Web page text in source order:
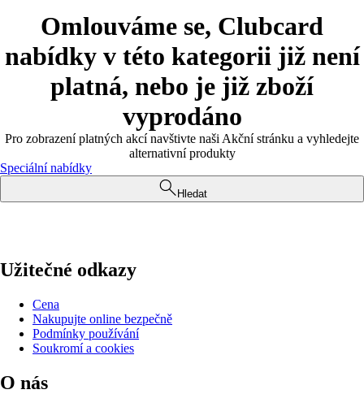
Omlouváme se, Clubcard
nabídky v této kategorii již není
platná, nebo je již zboží
vyprodáno
Pro zobrazení platných akcí navštivte naši Akční stránku a vyhledejte
alternativní produkty
Speciální nabídky
Hledat
Užitečné odkazy
Cena
Nakupujte online bezpečně
Podmínky používání
Soukromí a cookies
O nás